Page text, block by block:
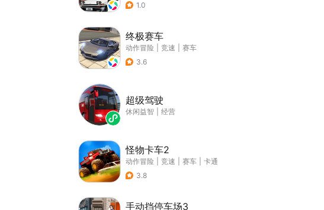
1.0
终极赛车
动作冒险 竞速
赛车
3.6
超级驾驶
休闲益智 经营
怪物卡车2
动作冒险 竞速 赛车
卡通
3.8
手动挡停车场3